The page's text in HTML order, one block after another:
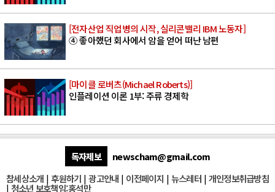
[전자산업 직업병의 시작, 실리콘밸리 IBM 노동자]
④ 좋아했던 회사에서 암을 얻어 떠난 남편
[마이클 로버츠(Michael Roberts)]
인플레이션 이론 1부: 주류 경제학
독자제보
newscham@gmail.com
참세상소개 | 후원하기 |광고안내 | 이전페이지 | 뉴스레터| 개인정보취급방침
| 청소년 보호책임:홍석만